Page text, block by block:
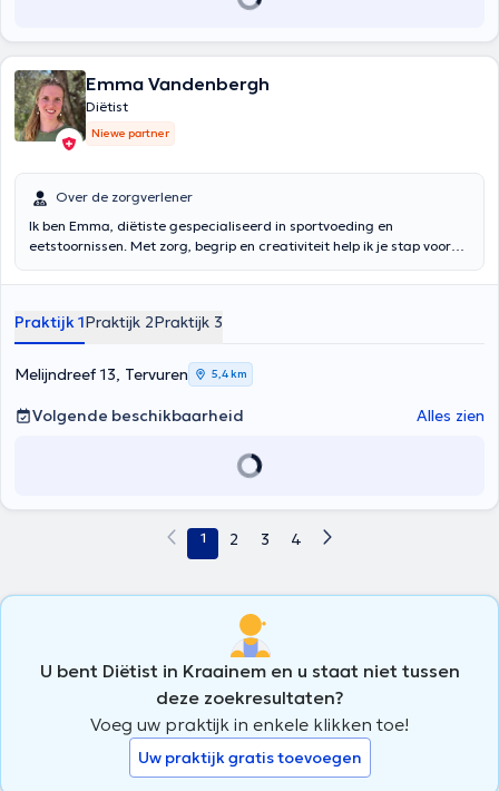
advies geven volgens uw behoeften en wensen. Daarna plannen we
Emma Vandenbergh
Diëtist
Niewe partner
Over de zorgverlener
Ik ben Emma, diëtiste gespecialiseerd in sportvoeding en
eetstoornissen. Met zorg, begrip en creativiteit help ik je stap voor
en samen stellen we een plan op. Met een positieve mindset bouwen
Praktijk 1Praktijk 2Praktijk 3
Melijndreef 13, Tervuren 5,4 km
Volgende beschikbaarheid Alles zien
1 2 3 4
U bent Diëtist in Kraainem en u staat niet tussen
deze zoekresultaten?
Voeg uw praktijk in enkele klikken toe!
Uw praktijk gratis toevoegen